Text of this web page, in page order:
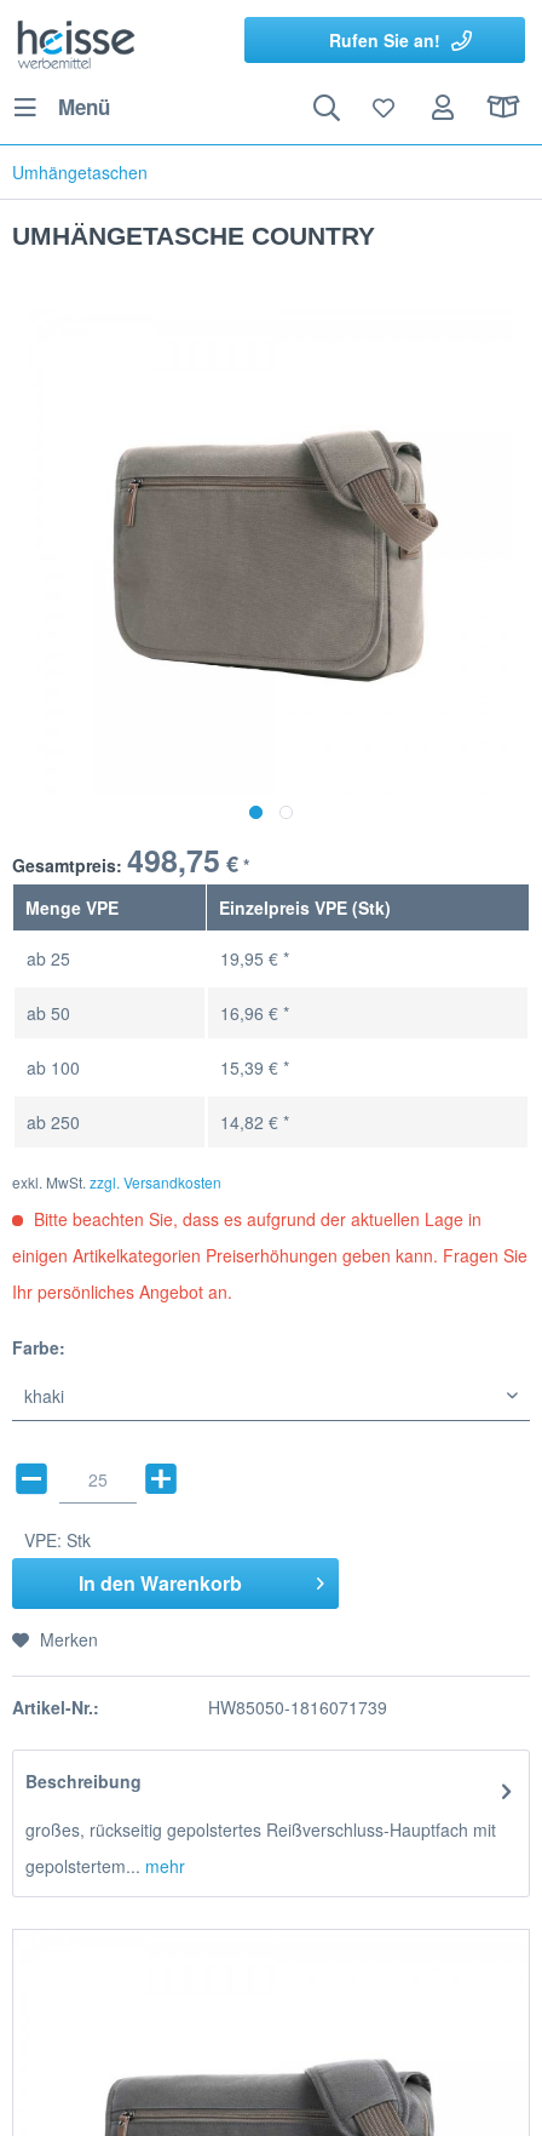
Rufen Sie an!
Menü
Umhängetaschen
UMHÄNGETASCHE COUNTRY
Gesamtpreis: 498,75 € *
Menge VPE
Einzelpreis VPE (Stk)
ab 25 19,95 € *
ab 50 16,96 € *
ab 100 15,39 € *
ab 250 14,82 € *
exkl. MwSt. zzgl. Versandkosten
Bitte beachten Sie, dass es aufgrund der aktuellen Lage in
einigen Artikelkategorien Preiserhöhungen geben kann. Fragen Sie
Ihr persönliches Angebot an.
Farbe:
VPE: Stk
In den Warenkorb
Merken
Artikel-Nr.: HW85050-1816071739
Beschreibung
großes, rückseitig gepolstertes Reißverschluss-Hauptfach mit
gepolstertem... mehr